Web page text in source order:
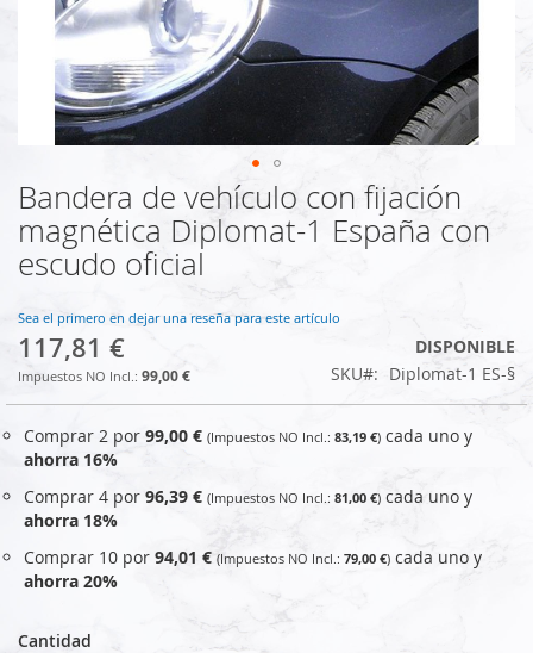
Saltar
al
comienzo
de
galería
de
imágenes
Bandera de vehículo con fijación
magnética Diplomat-1 España con
escudo oficial
Sea el primero en dejar una reseña para este artículo
117,81 €
99,00 €
DISPONIBLE
SKU
Diplomat-1 ES-§
Comprar 2 por 99,00 € 83,19 € cada uno y
ahorra 16%
Comprar 4 por 96,39 € 81,00 € cada uno y
ahorra 18%
Comprar 10 por 94,01 € 79,00 € cada uno y
ahorra 20%
Cantidad